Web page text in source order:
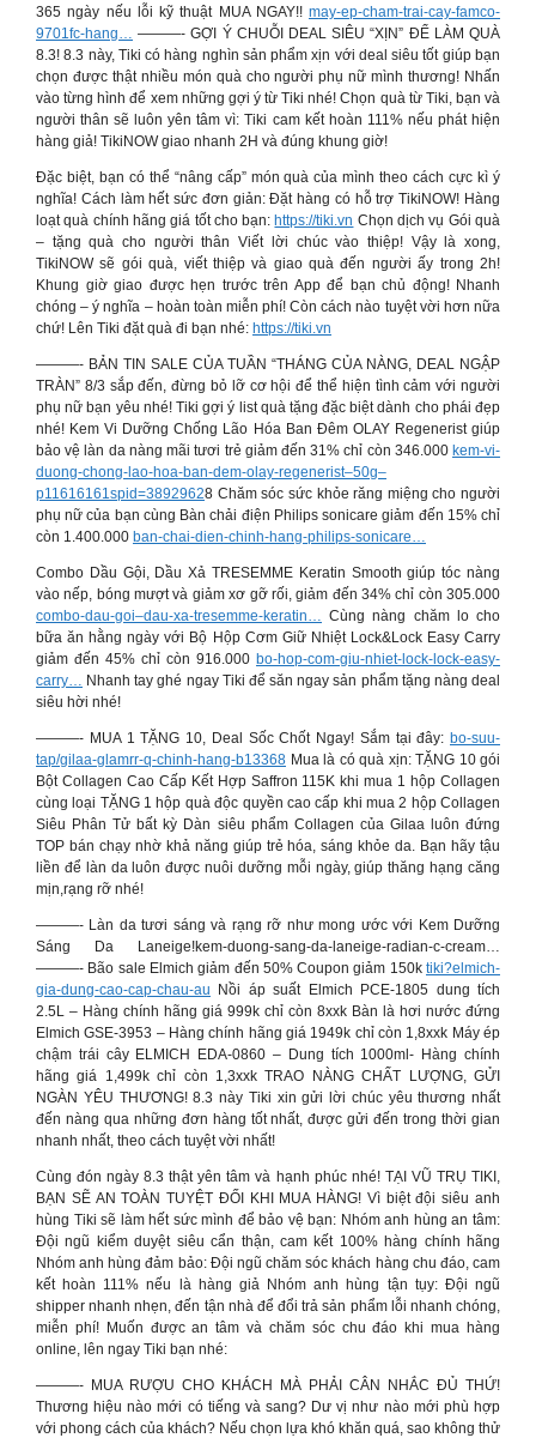
365 ngày nếu lỗi kỹ thuật MUA NGAY!! may-ep-cham-trai-cay-famco-
9701fc-hang… ———- GỢI Ý CHUỖI DEAL SIÊU “XỊN” ĐỂ LÀM QUÀ
8.3! 8.3 này, Tiki có hàng nghìn sản phẩm xịn với deal siêu tốt giúp bạn
chọn được thật nhiều món quà cho người phụ nữ mình thương! Nhấn
vào từng hình để xem những gợi ý từ Tiki nhé! Chọn quà từ Tiki, bạn và
người thân sẽ luôn yên tâm vì: Tiki cam kết hoàn 111% nếu phát hiện
hàng giả! TikiNOW giao nhanh 2H và đúng khung giờ!
Đặc biệt, bạn có thể “nâng cấp” món quà của mình theo cách cực kì ý
nghĩa! Cách làm hết sức đơn giản: Đặt hàng có hỗ trợ TikiNOW! Hàng
loạt quà chính hãng giá tốt cho bạn: https://tiki.vn Chọn dịch vụ Gói quà
– tặng quà cho người thân Viết lời chúc vào thiệp! Vậy là xong,
TikiNOW sẽ gói quà, viết thiệp và giao quà đến người ấy trong 2h!
Khung giờ giao được hẹn trước trên App để bạn chủ động! Nhanh
chóng – ý nghĩa – hoàn toàn miễn phí! Còn cách nào tuyệt vời hơn nữa
chứ! Lên Tiki đặt quà đi bạn nhé: https://tiki.vn
———- BẢN TIN SALE CỦA TUẦN “THÁNG CỦA NÀNG, DEAL NGẬP
TRÀN” 8/3 sắp đến, đừng bỏ lỡ cơ hội để thể hiện tình cảm với người
phụ nữ bạn yêu nhé! Tiki gợi ý list quà tặng đặc biệt dành cho phái đẹp
nhé! Kem Vi Dưỡng Chống Lão Hóa Ban Đêm OLAY Regenerist giúp
bảo vệ làn da nàng mãi tươi trẻ giảm đến 31% chỉ còn 346.000 kem-vi-
duong-chong-lao-hoa-ban-dem-olay-regenerist–50g–
p11616161spid=38929628 Chăm sóc sức khỏe răng miệng cho người
phụ nữ của bạn cùng Bàn chải điện Philips sonicare giảm đến 15% chỉ
còn 1.400.000 ban-chai-dien-chinh-hang-philips-sonicare…
Combo Dầu Gội, Dầu Xả TRESEMME Keratin Smooth giúp tóc nàng
vào nếp, bóng mượt và giảm xơ gỡ rối, giảm đến 34% chỉ còn 305.000
combo-dau-goi–dau-xa-tresemme-keratin… Cùng nàng chăm lo cho
bữa ăn hằng ngày với Bộ Hộp Cơm Giữ Nhiệt Lock&Lock Easy Carry
giảm đến 45% chỉ còn 916.000 bo-hop-com-giu-nhiet-lock-lock-easy-
carry… Nhanh tay ghé ngay Tiki để săn ngay sản phẩm tặng nàng deal
siêu hời nhé!
———- MUA 1 TẶNG 10, Deal Sốc Chốt Ngay! Sắm tại đây: bo-suu-
tap/gilaa-glamrr-q-chinh-hang-b13368 Mua là có quà xịn: TẶNG 10 gói
Bột Collagen Cao Cấp Kết Hợp Saffron 115K khi mua 1 hộp Collagen
cùng loại TẶNG 1 hộp quà độc quyền cao cấp khi mua 2 hộp Collagen
Siêu Phân Tử bất kỳ Dàn siêu phẩm Collagen của Gilaa luôn đứng
TOP bán chạy nhờ khả năng giúp trẻ hóa, sáng khỏe da. Bạn hãy tậu
liền để làn da luôn được nuôi dưỡng mỗi ngày, giúp thăng hạng căng
mịn,rạng rỡ nhé!
———- Làn da tươi sáng và rạng rỡ như mong ước với Kem Dưỡng
Sáng Da Laneige!kem-duong-sang-da-laneige-radian-c-cream…
———- Bão sale Elmich giảm đến 50% Coupon giảm 150k tiki?elmich-
gia-dung-cao-cap-chau-au Nồi áp suất Elmich PCE-1805 dung tích
2.5L – Hàng chính hãng giá 999k chỉ còn 8xxk Bàn là hơi nước đứng
Elmich GSE-3953 – Hàng chính hãng giá 1949k chỉ còn 1,8xxk Máy ép
chậm trái cây ELMICH EDA-0860 – Dung tích 1000ml- Hàng chính
hãng giá 1,499k chỉ còn 1,3xxk TRAO NÀNG CHẤT LƯỢNG, GỬI
NGÀN YÊU THƯƠNG! 8.3 này Tiki xin gửi lời chúc yêu thương nhất
đến nàng qua những đơn hàng tốt nhất, được gửi đến trong thời gian
nhanh nhất, theo cách tuyệt vời nhất!
Cùng đón ngày 8.3 thật yên tâm và hạnh phúc nhé! TẠI VŨ TRỤ TIKI,
BẠN SẼ AN TOÀN TUYỆT ĐỐI KHI MUA HÀNG! Vì biệt đội siêu anh
hùng Tiki sẽ làm hết sức mình để bảo vệ bạn: Nhóm anh hùng an tâm:
Đội ngũ kiểm duyệt siêu cẩn thận, cam kết 100% hàng chính hãng
Nhóm anh hùng đảm bảo: Đội ngũ chăm sóc khách hàng chu đáo, cam
kết hoàn 111% nếu là hàng giả Nhóm anh hùng tận tụy: Đội ngũ
shipper nhanh nhẹn, đến tận nhà để đổi trả sản phẩm lỗi nhanh chóng,
miễn phí! Muốn được an tâm và chăm sóc chu đáo khi mua hàng
online, lên ngay Tiki bạn nhé:
———- MUA RƯỢU CHO KHÁCH MÀ PHẢI CÂN NHẮC ĐỦ THỨ!
Thương hiệu nào mới có tiếng và sang? Dư vị như nào mới phù hợp
với phong cách của khách? Nếu chọn lựa khó khăn quá, sao không thử